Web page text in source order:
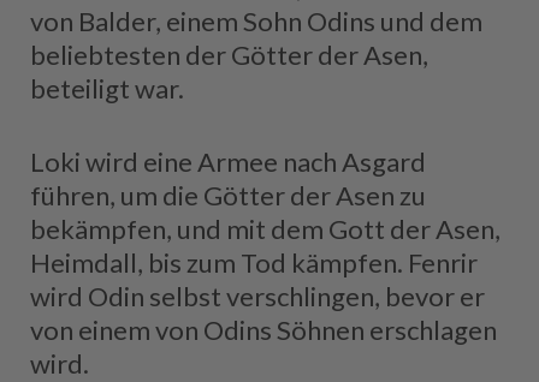
von Balder, einem Sohn Odins und dem
beliebtesten der Götter der Asen,
beteiligt war.
Loki wird eine Armee nach Asgard
führen, um die Götter der Asen zu
bekämpfen, und mit dem Gott der Asen,
Heimdall, bis zum Tod kämpfen. Fenrir
wird Odin selbst verschlingen, bevor er
von einem von Odins Söhnen erschlagen
wird.